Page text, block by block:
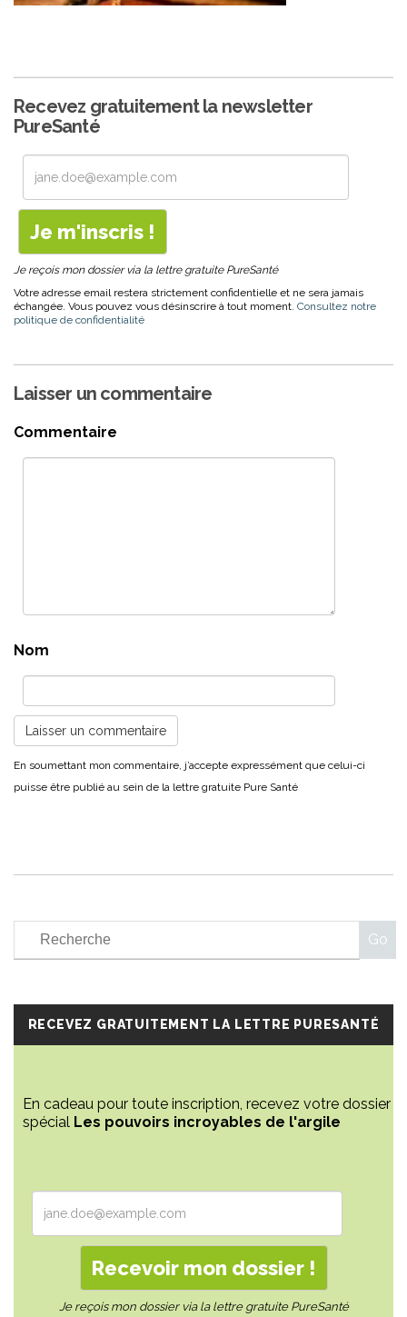
Recevez gratuitement la newsletter
PureSanté
Je reçois mon dossier via la lettre gratuite PureSanté
Votre adresse email restera strictement confidentielle et ne sera jamais
échangée. Vous pouvez vous désinscrire à tout moment. Consultez notre
politique de confidentialité
Laisser un commentaire
Commentaire
Nom
RECEVEZ GRATUITEMENT LA LETTRE PURESANTÉ
En cadeau pour toute inscription, recevez votre dossier
spécial Les pouvoirs incroyables de l'argile
Je reçois mon dossier via la lettre gratuite PureSanté